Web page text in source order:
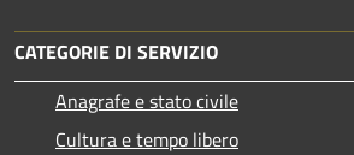
CATEGORIE DI SERVIZIO
Anagrafe e stato civile
Cultura e tempo libero